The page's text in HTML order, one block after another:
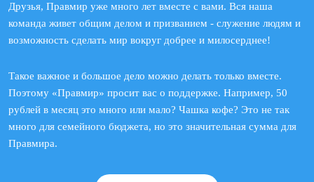
Друзья, Правмир уже много лет вместе с вами. Вся наша
команда живет общим делом и призванием - служение людям и
возможность сделать мир вокруг добрее и милосерднее!
Такое важное и большое дело можно делать только вместе.
Поэтому «Правмир» просит вас о поддержке. Например, 50
рублей в месяц это много или мало? Чашка кофе? Это не так
много для семейного бюджета, но это значительная сумма для
Правмира.